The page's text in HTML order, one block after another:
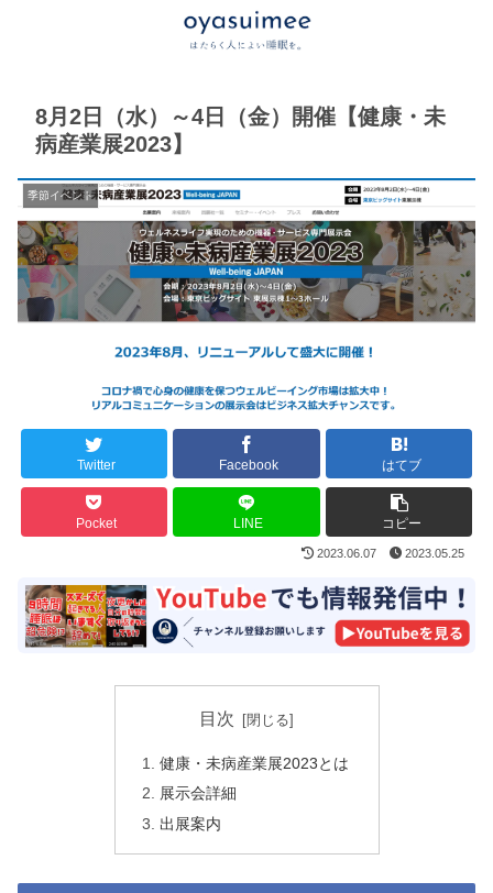
8月2日（水）～4日（金）開催【健康・未
病産業展2023】
季節イベント
Twitter Facebook はてブ
Pocket LINE コピー
2023.06.07 2023.05.25
目次
健康・未病産業展2023とは
展示会詳細
出展案内